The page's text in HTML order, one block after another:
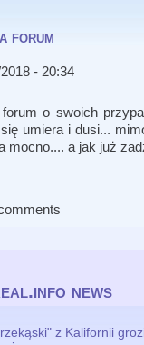
forum
- 20:34
forum o swoich
umiera i dusi...
mocno.... a jak już
news
z Kalifornii